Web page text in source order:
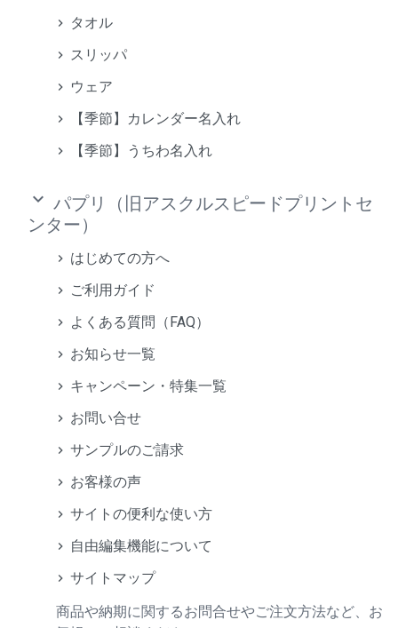
タオル
スリッパ
ウェア
【季節】カレンダー名入れ
【季節】うちわ名入れ
keyboard_arrow_down パプリ（旧アスクルスピードプリントセ
ンター）
はじめての方へ
ご利用ガイド
よくある質問（FAQ）
お知らせ一覧
キャンペーン・特集一覧
お問い合せ
サンプルのご請求
お客様の声
サイトの便利な使い方
自由編集機能について
サイトマップ
商品や納期に関するお問合せやご注文方法など、お